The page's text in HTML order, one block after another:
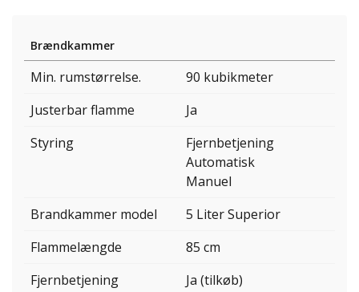
Brændkammer
Min. rumstørrelse.
90 kubikmeter
Justerbar flamme
Ja
Styring
Fjernbetjening
Automatisk
Manuel
Brandkammer model
5 Liter Superior
Flammelængde
85 cm
Fjernbetjening
Ja (tilkøb)